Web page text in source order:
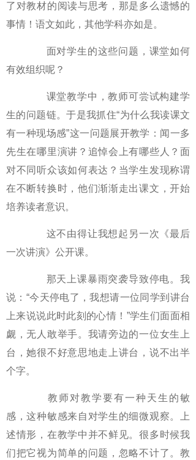
了对教材的阅读与思考，那是多么遗憾的
事情！语文如此，其他学科亦如是。
面对学生的这些问题，课堂如何
有效组织呢？
课堂教学中，教师可尝试构建学
生的问题链。于是我抓住“为什么我读课文
有一种现场感”这一问题展开教学：闻一多
先生在哪里演讲？追悼会上有哪些人？面
对不同听众该如何表达？当学生发现称谓
在不断转换时，他们渐渐走出课文，开始
培养读者意识。
这不由得让我想起另一次《最后
一次讲演》公开课。
那天上课暴雨突袭导致停电。我
说：“今天停电了，我想请一位同学到讲台
上来说说此时此刻的心情！”学生们面面相
觑，无人敢举手。我请旁边的一位女生上
台，她很不好意思地走上讲台，说不出半
个字。
教师对教学要有一种天生的敏
感，这种敏感来自对学生的细微观察。上
述情形，在教学中并不鲜见。很多时候我
们把它视为简单的问题，忽略不计了。教